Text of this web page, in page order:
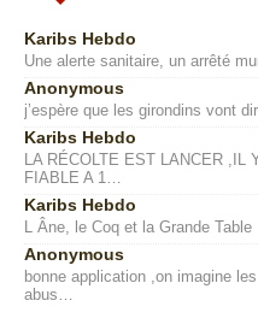
Karibs Hebdo
Une alerte sanitaire, un arrêté
Anonymous
j’espère que les girondins vont
Karibs Hebdo
LA RÉCOLTE EST LANCER ,IL
FIABLE A 1…
Karibs Hebdo
L Âne, le Coq et la Grande
Anonymous
bonne application ,on imagine
abus…